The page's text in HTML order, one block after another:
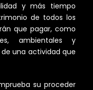
y más tiempo
de todos los
que pagar, como
ambientales y
una actividad que
su proceder